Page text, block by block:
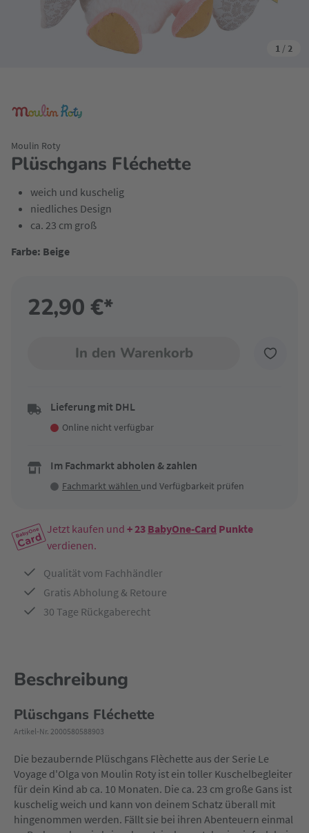
1 / 2
Plüschgans Fléchette
Moulin Roty
weich und kuschelig
niedliches Design
ca. 23 cm groß
Farbe: Beige
22,90 €*
In den Warenkorb
Lieferung mit DHL
Online nicht verfügbar
Im Fachmarkt abholen & zahlen
Fachmarkt wählen und Verfügbarkeit prüfen
Jetzt kaufen und + 23 BabyOne-Card Punkte
verdienen.
Qualität vom Fachhändler
Gratis Abholung & Retoure
30 Tage Rückgaberecht
Beschreibung
Plüschgans Fléchette
Artikel-Nr. 2000580588903
Die bezaubernde Plüschgans Flèchette aus der Serie Le
Voyage d'Olga von Moulin Roty ist ein toller Kuschelbegleiter
für dein Kind ab ca. 10 Monaten. Die ca. 23 cm große Gans ist
kuschelig weich und kann von deinem Schatz überall mit
hingenommen werden. Fällt sie bei ihren Abenteuern einmal